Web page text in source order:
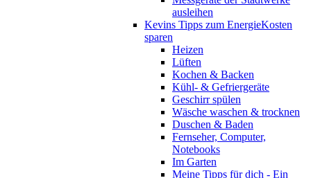
ausleihen
Kevins Tipps zum EnergieKosten
sparen
Heizen
Lüften
Kochen & Backen
Kühl- & Gefriergeräte
Geschirr spülen
Wäsche waschen & trocknen
Duschen & Baden
Fernseher, Computer,
Notebooks
Im Garten
Meine Tipps für dich - Ein